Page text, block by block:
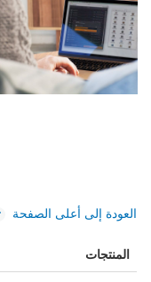
العودة إلى أعلى الصفحة
المنتجات